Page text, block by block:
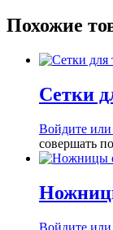
Похожие
Сетки
Войдите или
совершать
Войдите или